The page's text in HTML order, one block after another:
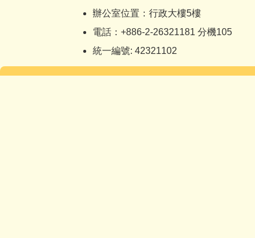
辦公室位置：行政大樓5樓
電話：+886-2-26321181 分機105
統一編號: 42321102